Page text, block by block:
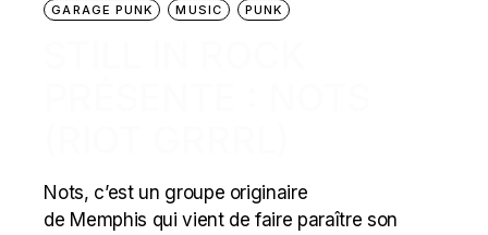
GARAGE PUNK
MUSIC PUNK
Nots, c’est un groupe originaire
de Memphis qui vient de faire paraître son